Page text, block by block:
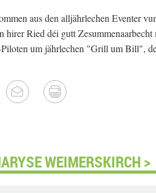
aus den alljährlechen Eventer
Ried déi gutt
um jährlechen "Grill um Bill",
WEIMERSKIRCH >